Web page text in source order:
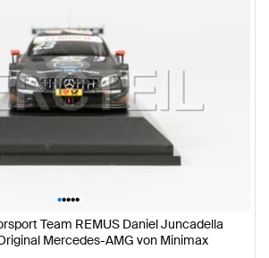
•••••
Team REMUS Daniel Juncadella
Mercedes-AMG von Minimax